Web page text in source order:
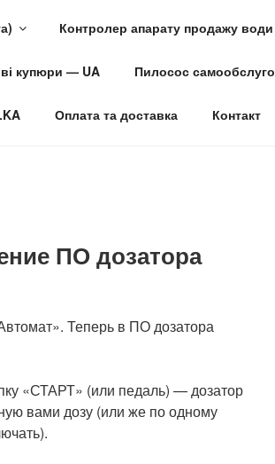
Контролер апарату продажу води
купюри — UA Пилосос
Оплата та доставка Контакт
ПО дозатора
Теперь в ПО дозатора
«СТАРТ» (или педаль) — дозатор
вами дозу (или же по одному